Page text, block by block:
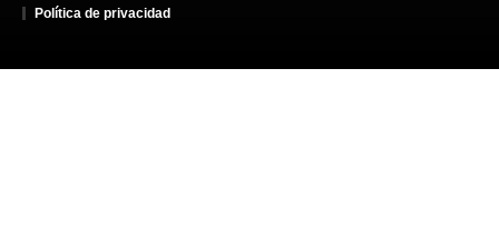
Política de privacidad